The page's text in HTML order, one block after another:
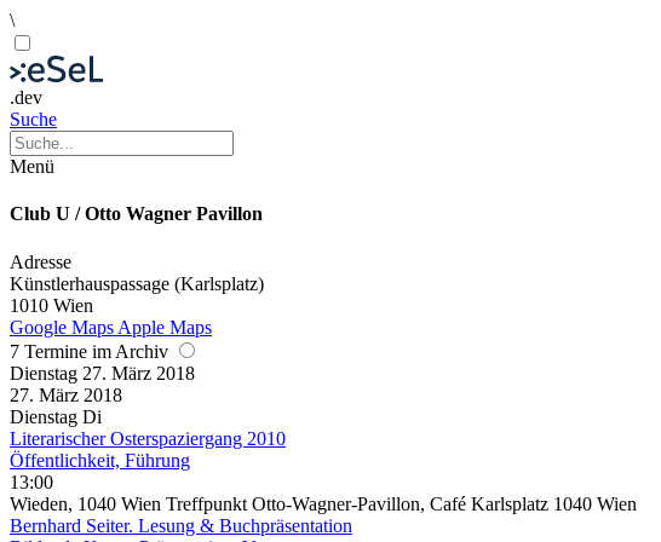
\
.dev
Suche
Menü
Club U / Otto Wagner Pavillon
Adresse
Künstlerhauspassage (Karlsplatz)
1010 Wien
Google Maps Apple Maps
7 Termine im Archiv
Dienstag 27. März 2018
27. März 2018
Dienstag Di
Literarischer Osterspaziergang 2010
Öffentlichkeit, Führung
13:00
Wieden, 1040 Wien Treffpunkt Otto-Wagner-Pavillon, Café Karlsplatz 1040 Wien
Bernhard Seiter. Lesung & Buchpräsentation